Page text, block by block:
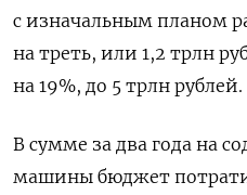
с изначальным планом
на треть, или 1,2 трлн
на 19%, до 5 трлн рублей.
В сумме за два года на
машины бюджет